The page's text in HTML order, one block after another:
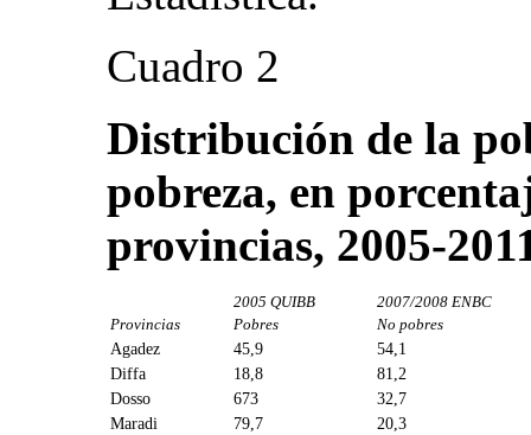
Cuadro 2
Distribución de la
pobreza, en
provincias, 2005-
2005 QUIBB
2007/2008 ENBC
Provincias
Pobres No pobres
Agadez 45,9
54,1
Diffa
18,8
81,2
Dosso
673
32,7
Maradi
79,7
20,3